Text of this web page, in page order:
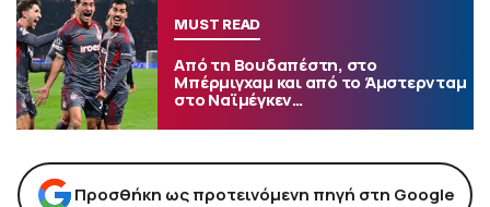
MUST READ
Από τη Βουδαπέστη, στο
Μπέρμιγχαμ και από το Άμστερνταμ
στο Ναϊμέγκεν…
Προσθήκη ως προτεινόμενη πηγή στη Google